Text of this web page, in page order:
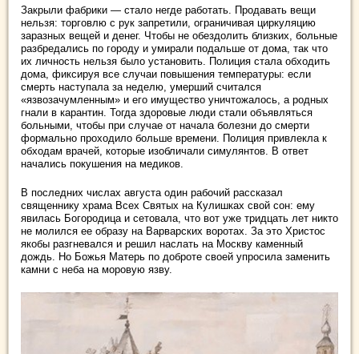
Закрыли фабрики — стало негде работать. Продавать вещи
нельзя: торговлю с рук запретили, ограничивая циркуляцию
заразных вещей и денег. Чтобы не обездолить близких, больные
разбредались по городу и умирали подальше от дома, так что
их личность нельзя было установить. Полиция стала обходить
дома, фиксируя все случаи повышения температуры: если
смерть наступала за неделю, умерший считался
«язвозачумленным» и его имущество уничтожалось, а родных
гнали в карантин. Тогда здоровые люди стали объявляться
больными, чтобы при случае от начала болезни до смерти
формально проходило больше времени. Полиция привлекла к
обходам врачей, которые изобличали симулянтов. В ответ
начались покушения на медиков.
В последних числах августа один рабочий рассказал
священнику храма Всех Святых на Кулишках свой сон: ему
явилась Богородица и сетовала, что вот уже тридцать лет никто
не молился ее образу на Варварских воротах. За это Христос
якобы разгневался и решил наслать на Москву каменный
дождь. Но Божья Матерь по доброте своей упросила заменить
камни с неба на моровую язву.